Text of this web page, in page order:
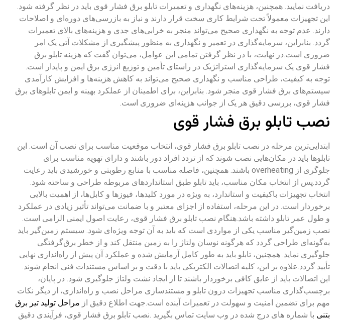
دریافت نمایید. همچنین، هزینه‌های نگهداری و تعمیرات تابلو برق فشار قوی باید در نظر گرفته شود.
این تجهیزات معمولاً تحت شرایط کاری سخت قرار دارند و نیاز به بازرسی‌های دوره‌ای و اصلاحات
دارند. عدم توجه به نگهداری صحیح می‌تواند منجر به خرابی‌های جدی و هزینه‌های بالای تعمیرات
گردد. بنابراین، سرمایه‌گذاری در تعمیر و نگهداری به منظور پیشگیری از مشکلات آتی یک امر
ضروری است.در نهایت، با در نظر گرفتن تمامی این عوامل، می‌توان گفت که هزینه تابلو برق
فشار قوی یک سرمایه‌گذاری استراتژیک در راستای تأمین و توزیع انرژی برق ایمن و پایدار است.
توجه به کیفیت، طراحی مناسب و نگهداری صحیح می‌تواند به کاهش هزینه‌ها و افزایش کارآمدی
سیستم‌های برق فشار قوی منجر شود. بنابراین، برای اطمینان از عملکرد بهینه و ایمن تابلوهای برق
فشار قوی، بررسی دقیق هر یک از جوانب هزینه‌ای ضروری است.
نصب تابلو برق فشار قوی
ابتدایی‌ترین مرحله در نصب تابلو برق فشار قوی، انتخاب موقعیت مناسب برای نصب آن است. این
تابلوها باید در مکان‌هایی نصب شوند که از تردد افراد دور باشند و دارای تهویه مناسب برای
جلوگری از overheating باشند. همچنین، فاصله مناسب با منابع رطوبتی و خورشیدی باید رعایت
گردد.پس از انتخاب مکان مناسب، باید تابلو طبق استانداردهای مربوطه طراحی و ساخته شود.
انتخاب تجهیزات باکیفیت و استاندارد، به ویژه در مورد کلیدها، فیوزها و کابل‌ها، از اهمیت بالایی
برخوردار است. در این مرحله، استفاده از اجزای معتبر و با ضمانت می‌تواند تأثیر زیادی در عملکرد
و طول عمر تابلو داشته باشد.هنگام نصب تابلو برق فشار قوی، رعایت اصول ایمنی الزامی است.
نصب زمین‌گیر مناسب یکی از مواردی است که باید به آن توجه ویژه‌ای شود. سیستم زمین‌گیر باید
به‌گونه‌ای طراحی گردد که هرگونه نوسان ولتاژ را به زمین منتقل کند و از خطر برق‌گرفتگی
جلوگیری نماید. همچنین، تابلو باید به طور کامل آزمایش شده و عملکرد آن پیش از راه‌اندازی نهایی
تأیید گردد.علاوه بر این، کلیه اتصالات الکتریکی باید با دقت و بر اساس مستندات فنی انجام شوند.
این اتصالات باید از عایق کافی برخوردار باشند تا از ایجاد نشت ولتاژ جلوگیری شود. در پایان،
برچسب‌گذاری مناسب تجهیزات درون تابلو و مستندسازی مراحل نصب و راه‌اندازی، از دیگر نکات
مهم برای تضمین امنیت و سهولت در تعمیرات آینده است.جهت اطلاع دقیق از مراحل تولید تیر برق
بتنی با شماره های درج شده در وب سایت تماس بگیرید .نصب تابلو برق فشار قوی، فرآیندی دقیق